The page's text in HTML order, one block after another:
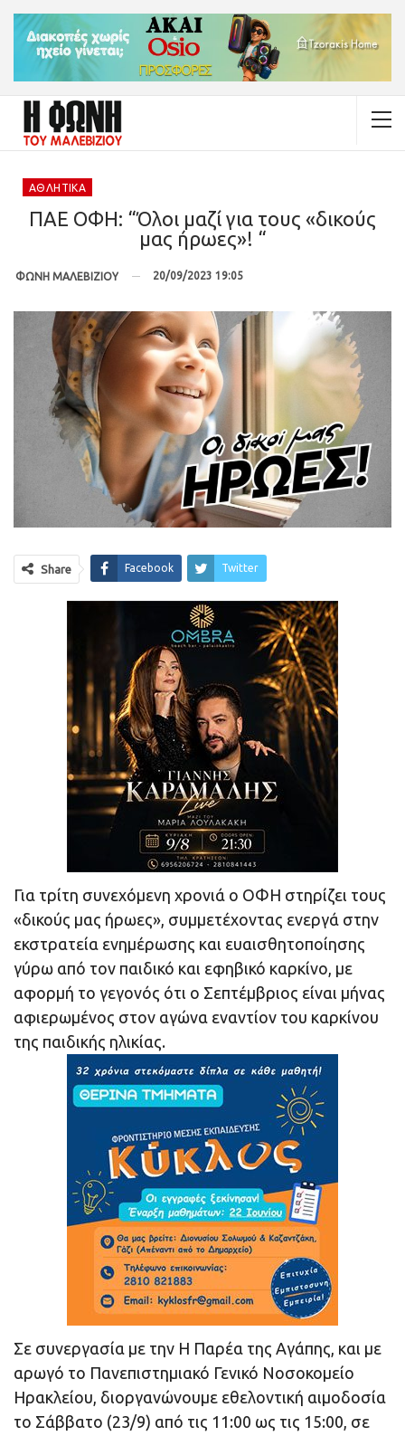
ΑΘΛΗΤΙΚΆ
ΠΑΕ ΟΦΗ: “Όλοι μαζί για τους «δικούς
μας ήρωες»! “
ΦΩΝΗ ΜΑΛΕΒΙΖΙΟΥ 20/09/2023 19:05
Share Facebook Twitter
Για τρίτη συνεχόμενη χρονιά o ΟΦΗ στηρίζει τους
«δικούς μας ήρωες», συμμετέχοντας ενεργά στην
εκστρατεία ενημέρωσης και ευαισθητοποίησης
γύρω από τον παιδικό και εφηβικό καρκίνο, με
αφορμή το γεγονός ότι ο Σεπτέμβριος είναι μήνας
αφιερωμένος στον αγώνα εναντίον του καρκίνου
της παιδικής ηλικίας.
Σε συνεργασία με την Η Παρέα της Αγάπης, και με
αρωγό το Πανεπιστημιακό Γενικό Νοσοκομείο
Ηρακλείου, διοργανώνουμε εθελοντική αιμοδοσία
το Σάββατο (23/9) από τις 11:00 ως τις 15:00, σε